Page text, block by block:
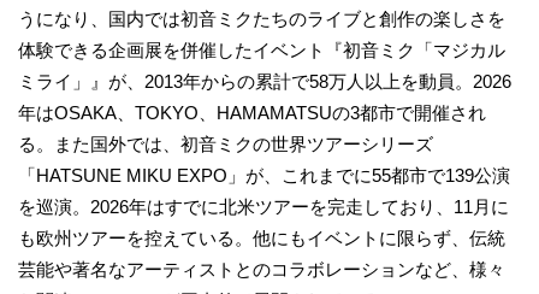
うになり、国内では初音ミクたちのライブと創作の楽しさを
体験できる企画展を併催したイベント『初音ミク「マジカル
ミライ」』が、2013年からの累計で58万人以上を動員。2026
年はOSAKA、TOKYO、HAMAMATSUの3都市で開催され
る。また国外では、初音ミクの世界ツアーシリーズ
「HATSUNE MIKU EXPO」が、これまでに55都市で139公演
を巡演。2026年はすでに北米ツアーを完走しており、11月に
も欧州ツアーを控えている。他にもイベントに限らず、伝統
芸能や著名なアーティストとのコラボレーションなど、様々